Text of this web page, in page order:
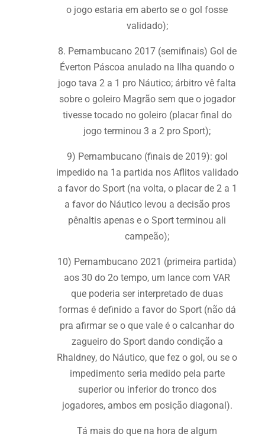
o jogo estaria em aberto se o gol fosse
validado);
8. Pernambucano 2017 (semifinais) Gol de
Éverton Páscoa anulado na Ilha quando o
jogo tava 2 a 1 pro Náutico; árbitro vê falta
sobre o goleiro Magrão sem que o jogador
tivesse tocado no goleiro (placar final do
jogo terminou 3 a 2 pro Sport);
9) Pernambucano (finais de 2019): gol
impedido na 1a partida nos Aflitos validado
a favor do Sport (na volta, o placar de 2 a 1
a favor do Náutico levou a decisão pros
pênaltis apenas e o Sport terminou ali
campeão);
10) Pernambucano 2021 (primeira partida)
aos 30 do 2o tempo, um lance com VAR
que poderia ser interpretado de duas
formas é definido a favor do Sport (não dá
pra afirmar se o que vale é o calcanhar do
zagueiro do Sport dando condição a
Rhaldney, do Náutico, que fez o gol, ou se o
impedimento seria medido pela parte
superior ou inferior do tronco dos
jogadores, ambos em posição diagonal).
Tá mais do que na hora de algum